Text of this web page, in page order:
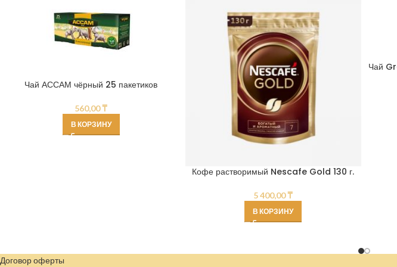
Чай АССАМ чёрный 25 пакетиков
560,00₸
В КОРЗИНУ
Кофе растворимый Nescafe Gold 130 г.
5 400,00₸
В КОРЗИНУ
Чай
Договор оферты